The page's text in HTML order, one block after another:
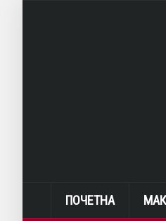
ПОЧЕТНА